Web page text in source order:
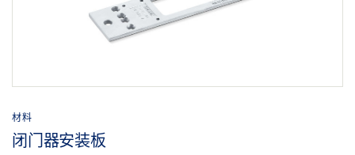
材料
闭门器安装板